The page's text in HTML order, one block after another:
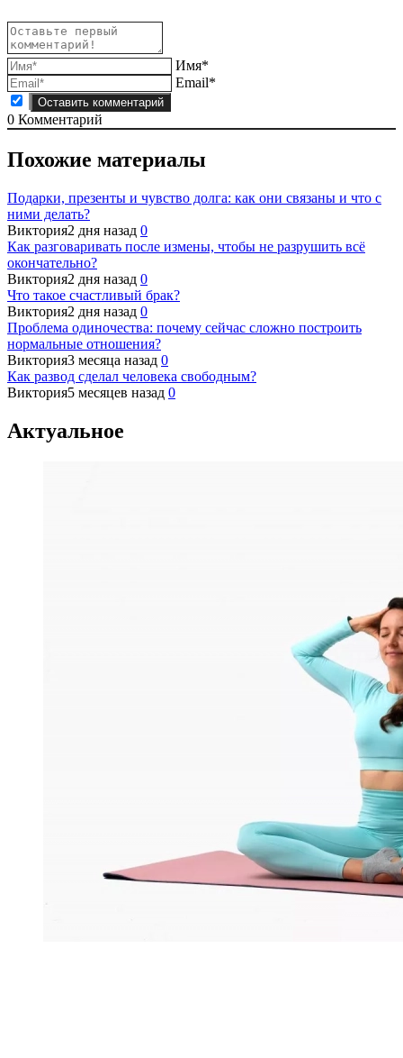
Имя*
Email*
0 Комментарий
Похожие материалы
Подарки, презенты и чувство долга: как они связаны и что с
ними делать?
Виктория2 дня назад 0
Как разговаривать после измены, чтобы не разрушить всё
окончательно?
Виктория2 дня назад 0
Что такое счастливый брак?
Виктория2 дня назад 0
Проблема одиночества: почему сейчас сложно построить
нормальные отношения?
Виктория3 месяца назад 0
Как развод сделал человека свободным?
Виктория5 месяцев назад 0
Актуальное